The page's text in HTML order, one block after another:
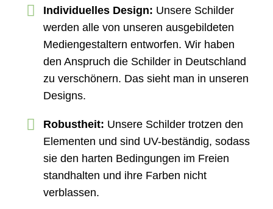
Individuelles Design: Unsere Schilder
werden alle von unseren ausgebildeten
Mediengestaltern entworfen. Wir haben
den Anspruch die Schilder in Deutschland
zu verschönern. Das sieht man in unseren
Designs.
Robustheit: Unsere Schilder trotzen den
Elementen und sind UV-beständig, sodass
sie den harten Bedingungen im Freien
standhalten und ihre Farben nicht
verblassen.